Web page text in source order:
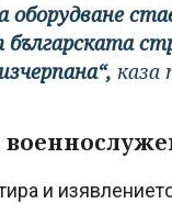
оборудване
каза
и